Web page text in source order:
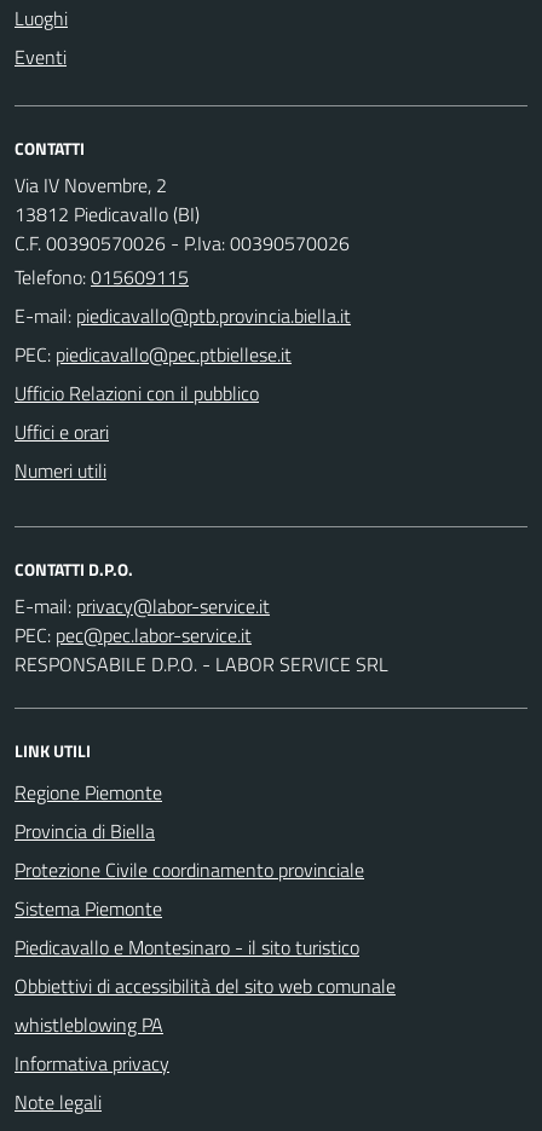
Luoghi
Eventi
CONTATTI
Via IV Novembre, 2
13812 Piedicavallo (BI)
C.F. 00390570026 - P.Iva: 00390570026
Telefono:015609115
E-mail:
PEC:
Ufficio Relazioni con il pubblico
Uffici e orari
Numeri utili
CONTATTI D.P.O.
E-mail:
PEC:
RESPONSABILE D.P.O. - LABOR SERVICE SRL
LINK UTILI
Regione Piemonte
Provincia di Biella
Protezione Civile coordinamento provinciale
Sistema Piemonte
Piedicavallo e Montesinaro - il sito turistico
Obbiettivi di accessibilità del sito web comunale
whistleblowing PA
Informativa privacy
Note legali